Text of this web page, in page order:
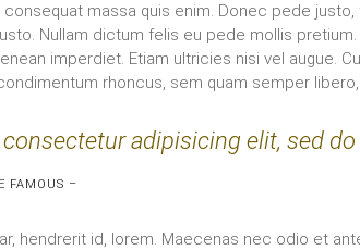
massa quis enim. Donec pede
Nullam dictum felis eu pede mollis
imperdiet. Etiam ultricies nisi vel augue.
rhoncus, sem quam semper
adipisicing elit, sed
FAMOUS –
hendrerit id, lorem. Maecenas nec odio et